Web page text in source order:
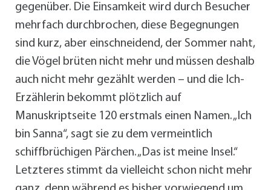
gegenüber. Die Einsamkeit wird durch Besucher
mehrfach durchbrochen, diese Begegnungen
sind kurz, aber einschneidend, der Sommer naht,
die Vögel brüten nicht mehr und müssen deshalb
auch nicht mehr gezählt werden – und die Ich-
Erzählerin bekommt plötzlich auf
Manuskriptseite 120 erstmals einen Namen. „Ich
bin Sanna“, sagt sie zu dem vermeintlich
schiffbrüchigen Pärchen. „Das ist meine Insel.“
Letzteres stimmt da vielleicht schon nicht mehr